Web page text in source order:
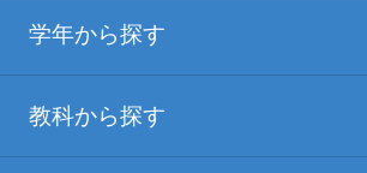
学年から探す
教科から探す